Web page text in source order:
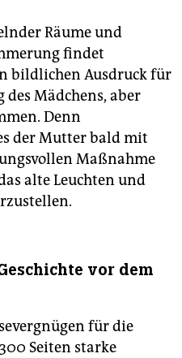
Räume und
findet
bildlichen Ausdruck für
Mädchens, aber
Denn
der Mutter bald mit
Maßnahme
alte Leuchten und
vor dem
für die
Seiten starke